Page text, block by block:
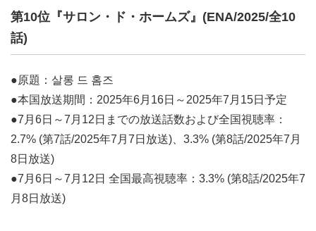
第10位『サロン・ド・ホームズ』(ENA/2025/全10
話)
●原題：살롱 드 홈즈
●本国放送期間：2025年6月16日～2025年7月15日予定
●7月6日～7月12日までの放送話数および全国視聴率：
2.7% (第7話/2025年7月7日放送)、3.3% (第8話/2025年7月
8日放送)
●7月6日～7月12日 全国最高視聴率：3.3% (第8話/2025年7
月8日放送)